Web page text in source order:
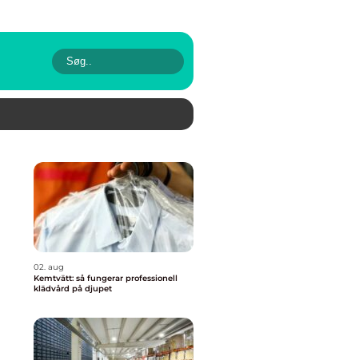
02. aug
Kemtvätt: så fungerar professionell
klädvård på djupet